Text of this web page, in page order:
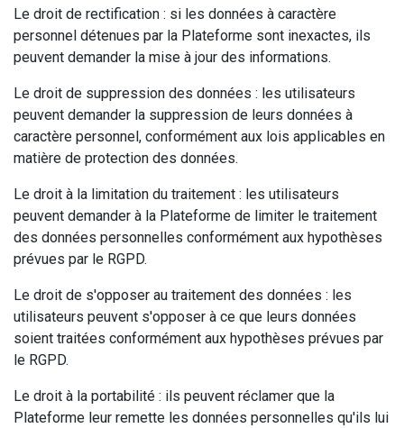
Le droit de rectification : si les données à caractère
personnel détenues par la Plateforme sont inexactes, ils
peuvent demander la mise à jour des informations.
Le droit de suppression des données : les utilisateurs
peuvent demander la suppression de leurs données à
caractère personnel, conformément aux lois applicables en
matière de protection des données.
Le droit à la limitation du traitement : les utilisateurs
peuvent demander à la Plateforme de limiter le traitement
des données personnelles conformément aux hypothèses
prévues par le RGPD.
Le droit de s'opposer au traitement des données : les
utilisateurs peuvent s'opposer à ce que leurs données
soient traitées conformément aux hypothèses prévues par
le RGPD.
Le droit à la portabilité : ils peuvent réclamer que la
Plateforme leur remette les données personnelles qu'ils lui